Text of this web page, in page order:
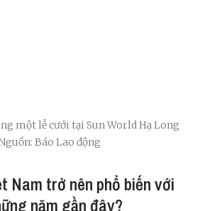
một lễ cưới tại Sun World Hạ Long
Báo Lao động
Nam trở nên phổ biến với
năm gần đây?